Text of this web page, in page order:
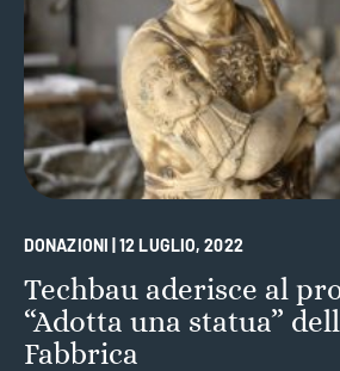
DONAZIONI | 12 LUGLIO, 2022
Techbau aderisce al
“Adotta una statua”
Fabbrica